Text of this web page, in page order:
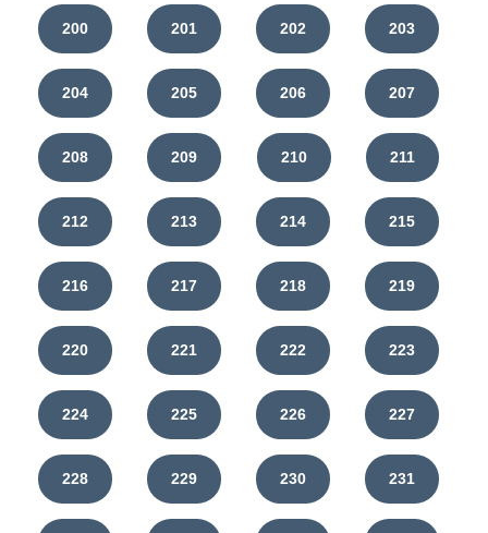
200 201 202 203
204 205 206 207
208 209 210 211
212 213 214 215
216 217 218 219
220 221 222 223
224 225 226 227
228 229 230 231